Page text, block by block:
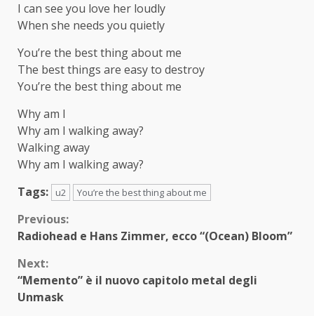
I can see you love her loudly
When she needs you quietly
You’re the best thing about me
The best things are easy to destroy
You’re the best thing about me
Why am I
Why am I walking away?
Walking away
Why am I walking away?
Tags:
u2 You’re the best thing about me
Continue
Previous:
Radiohead e Hans Zimmer, ecco “(Ocean) Bloom”
Next:
“Memento” è il nuovo capitolo metal degli
Unmask